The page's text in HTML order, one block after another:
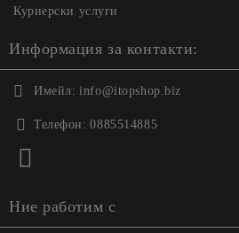
Куриерски услуги
Информация за контакти:
Имейл: info@itopshop.biz
Телефон: 0885514885
Ние работим с